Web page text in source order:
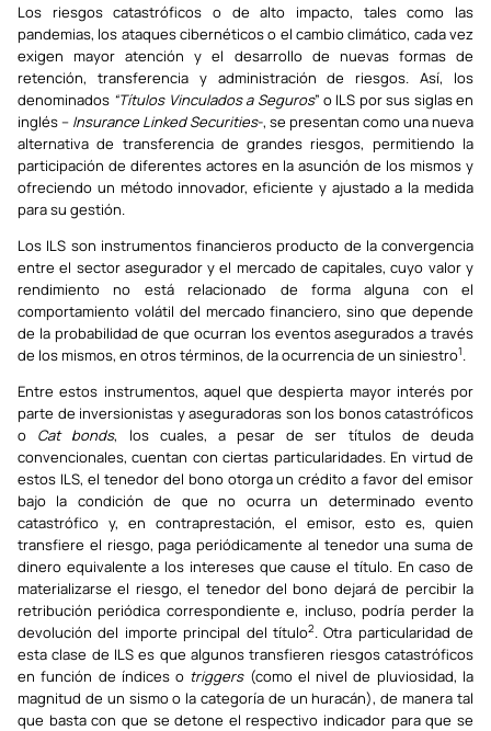
Los riesgos catastróficos o de alto impacto, tales como las
pandemias, los ataques cibernéticos o el cambio climático, cada vez
exigen mayor atención y el desarrollo de nuevas formas de
retención, transferencia y administración de riesgos. Así, los
denominados “Títulos Vinculados a Seguros” o ILS por sus siglas en
inglés – Insurance Linked Securities-, se presentan como una nueva
alternativa de transferencia de grandes riesgos, permitiendo la
participación de diferentes actores en la asunción de los mismos y
ofreciendo un método innovador, eficiente y ajustado a la medida
para su gestión.
Los ILS son instrumentos financieros producto de la convergencia
entre el sector asegurador y el mercado de capitales, cuyo valor y
rendimiento no está relacionado de forma alguna con el
comportamiento volátil del mercado financiero, sino que depende
de la probabilidad de que ocurran los eventos asegurados a través
de los mismos, en otros términos, de la ocurrencia de un siniestro1.
Entre estos instrumentos, aquel que despierta mayor interés por
parte de inversionistas y aseguradoras son los bonos catastróficos
o Cat bonds, los cuales, a pesar de ser títulos de deuda
convencionales, cuentan con ciertas particularidades. En virtud de
estos ILS, el tenedor del bono otorga un crédito a favor del emisor
bajo la condición de que no ocurra un determinado evento
catastrófico y, en contraprestación, el emisor, esto es, quien
transfiere el riesgo, paga periódicamente al tenedor una suma de
dinero equivalente a los intereses que cause el título. En caso de
materializarse el riesgo, el tenedor del bono dejará de percibir la
retribución periódica correspondiente e, incluso, podría perder la
devolución del importe principal del título2. Otra particularidad de
esta clase de ILS es que algunos transfieren riesgos catastróficos
en función de índices o triggers (como el nivel de pluviosidad, la
magnitud de un sismo o la categoría de un huracán), de manera tal
que basta con que se detone el respectivo indicador para que se